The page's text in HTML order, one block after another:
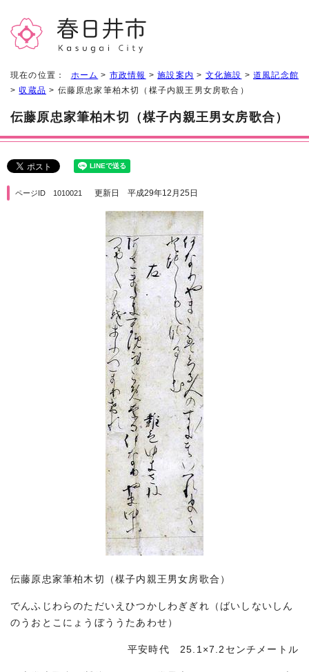
現在の位置： ホーム > 市政情報 >施設案内 > 文化施設 >道風記念館
>収蔵品 > 伝藤原忠家筆柏木切（楳子内親王男女房歌合）
伝藤原忠家筆柏木切（楳子内親王男女房歌合）
ページID 1010021 更新日 平成29年12月25日
伝藤原忠家筆柏木切（楳子内親王男女房歌合）
でんふじわらのただいえひつかしわぎぎれ（ばいしないしん
のうおとこにょうぼううたあわせ）
平安時代 25.1×7.2センチメートル